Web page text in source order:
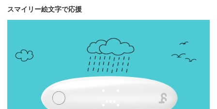
スマイリー絵文字で応援